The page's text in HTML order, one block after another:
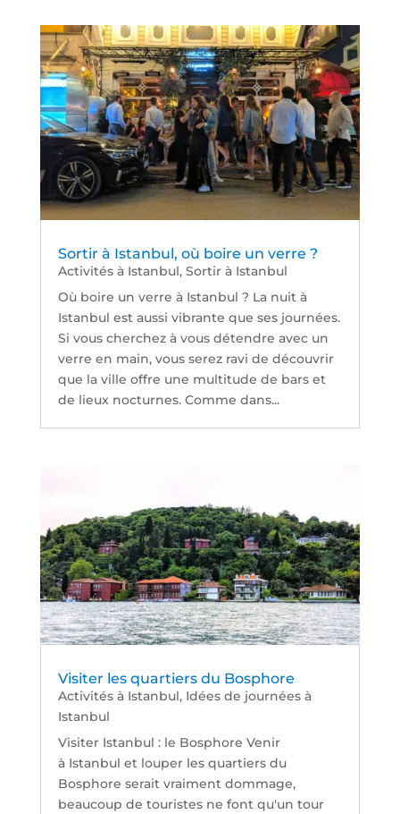
Sortir à Istanbul, où boire un verre ?
Activités à Istanbul, Sortir à Istanbul
Où boire un verre à Istanbul ? La nuit à
Istanbul est aussi vibrante que ses journées.
Si vous cherchez à vous détendre avec un
verre en main, vous serez ravi de découvrir
que la ville offre une multitude de bars et
de lieux nocturnes. Comme dans...
Visiter les quartiers du Bosphore
Activités à Istanbul, Idées de journées à
Istanbul
Visiter Istanbul : le Bosphore Venir
à Istanbul et louper les quartiers du
Bosphore serait vraiment dommage,
beaucoup de touristes ne font qu'un tour